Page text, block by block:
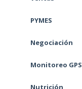
PYMES
Negociación
Monitoreo GPS
Nutrición